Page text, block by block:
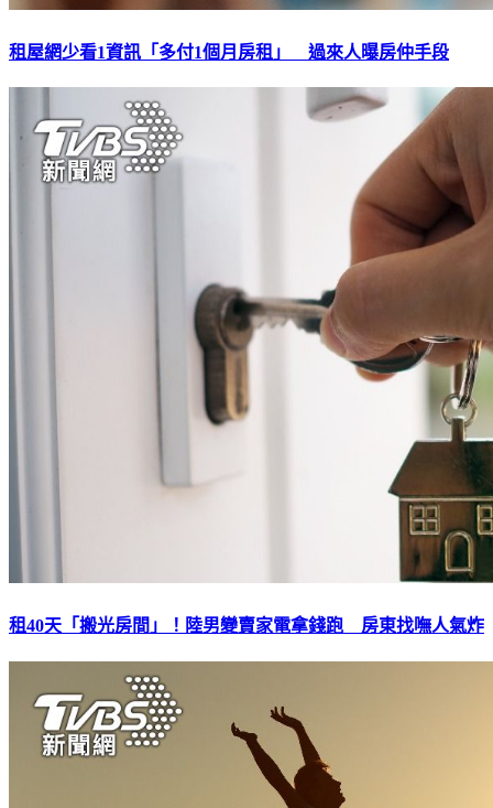
租屋網少看1資訊「多付1個月房租」 過來人曝房仲手段
租40天「搬光房間」！陸男變賣家電拿錢跑 房東找嘸人氣炸